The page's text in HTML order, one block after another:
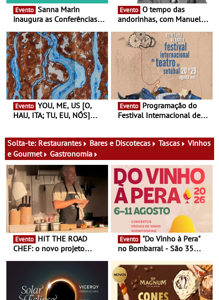
Evento
inaugura as Conferências
Antiga primeira-ministra da
Finlândia é a convidada da
primeira edição do novo
ciclo de debates dedicado
aos grandes temas do
nosso tempo
Evento
andorinhas, com Manuel
Atum - Concerto
performance na MAAT
Gallery a 3 de Setembro,
Evento
HAU, ITA; TU, EU, NÓS]
13 de Dezembro
Evento
Festival Internacional de
29 de Agosto
Solta-te: Restaurantes Bares e Discotecas Tascas
Vinhos
e Gourmet
Gastronomia
Evento
CHEF: o novo projeto
conceito gastronómico
itinerante que percorre
Portugal
Evento
no Bombarral - São 35
prova e seis dias de
experiências